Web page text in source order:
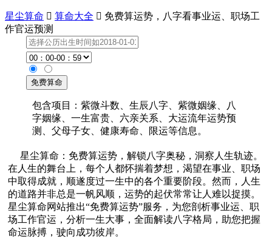
星尘算命  算命大全  免费算运势，八字看事业运、职场工
作官运预测
包含项目：紫微斗数、生辰八字、紫微姻缘、八
字姻缘、一生富贵、六亲关系、大运流年运势预
测、父母子女、健康寿命、限运等信息。
星尘算命：免费算运势，解锁八字奥秘，洞察人生轨迹。
在人生的舞台上，每个人都怀揣着梦想，渴望在事业、职场
中取得成就，顺遂度过一生中的各个重要阶段。然而，人生
的道路并非总是一帆风顺，运势的起伏常常让人难以捉摸。
星尘算命网站推出“免费算运势”服务，为您剖析事业运、职
场工作官运，分析一生大事，全面解读八字格局，助您把握
命运脉搏，驶向成功彼岸。